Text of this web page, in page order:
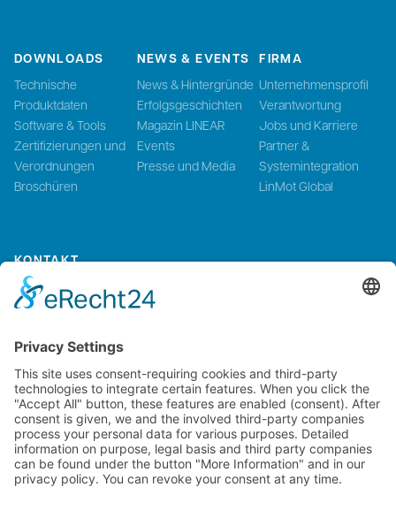
DOWNLOADS
Technische
Produktdaten
Software & Tools
Zertifizierungen und
Verordnungen
Broschüren
NEWS & EVENTS
News & Hintergründe
Erfolgsgeschichten
Magazin LINEAR
Events
Presse und Media
FIRMA
Unternehmensprofil
Verantwortung
Jobs und Karriere
Partner &
Systemintegration
LinMot Global
KONTAKT
Kontaktieren Sie uns
NTI AG LinMot & MagSpring, Bodenaeckerstrasse 2, CH-8957
Spreitenbach, Switzerland